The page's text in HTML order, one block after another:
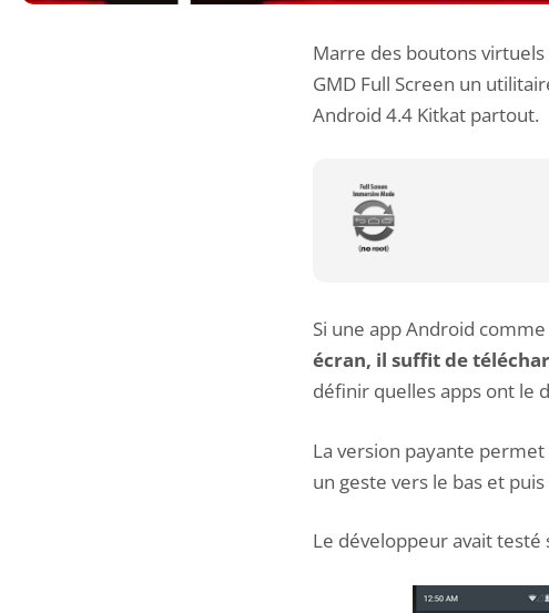
Marre des boutons virtuels
GMD Full Screen un
Android 4.4 Kitkat partout.
Si une app Android
écran, il suffit de
définir quelles apps ont le
La version payante
un geste vers le bas et
Le développeur avait testé